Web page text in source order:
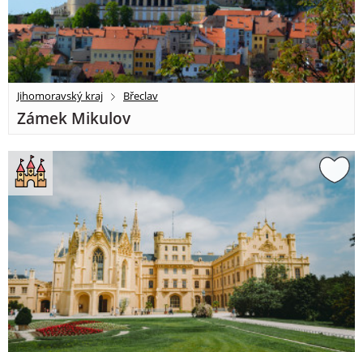
Jihomoravský kraj Břeclav
Zámek Mikulov